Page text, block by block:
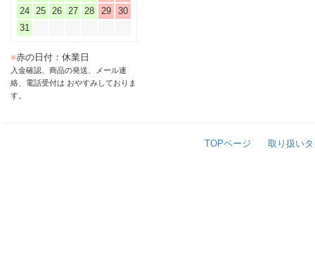
24
25 26 27 28 29
30
31
■赤の日付：休業日
入金確認、商品の発送、メール連
絡、電話受付は おやすみしておりま
す。
TOPページ 取り扱い